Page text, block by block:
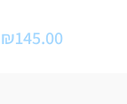
₪145.00